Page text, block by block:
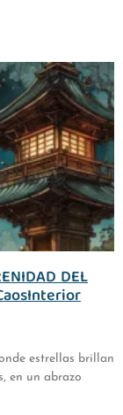
DEL
estrellas brillan
en un abrazo